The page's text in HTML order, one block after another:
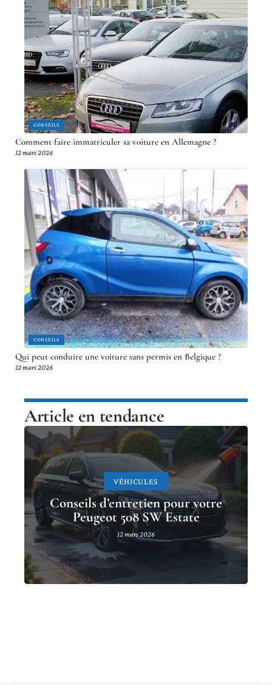
CONSEILS
Comment faire immatriculer sa voiture en Allemagne ?
12 mars 2026
CONSEILS
Qui peut conduire une voiture sans permis en Belgique ?
12 mars 2026
Article en tendance
VÉHICULES
Conseils d’entretien pour votre
Peugeot 508 SW Estate
12 mars 2026